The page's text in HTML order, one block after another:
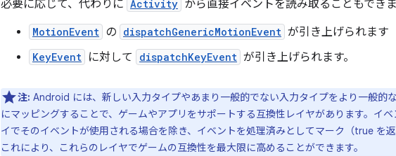
必要に応じて、代わりに Activity から直接イベントを読み取ることもでき
MotionEvent の dispatchGenericMotionEvent が引き上げられます
KeyEvent に対して dispatchKeyEvent が引き上げられます。
注: Android には、新しい入力タイプやあまり一般的でない入力タイプをより一般的
にマッピングすることで、ゲームやアプリをサポートする互換性レイヤがあります。イ
イでそのイベントが使用される場合を除き、イベントを処理済みとしてマーク（true を
これにより、これらのレイヤでゲームの互換性を最大限に高めることができます。